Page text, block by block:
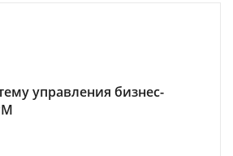
управления бизнес-